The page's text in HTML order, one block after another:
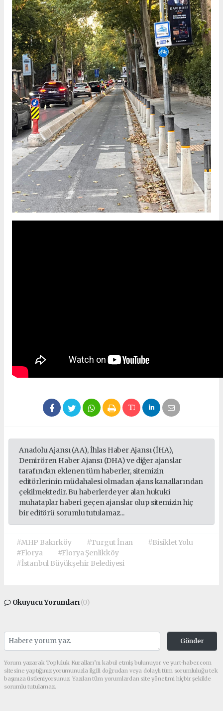
Anadolu Ajansı (AA), İhlas Haber Ajansı (İHA),
Demirören Haber Ajansı (DHA) ve diğer ajanslar
tarafından eklenen tüm haberler, sitemizin
editörlerinin müdahalesi olmadan ajans kanallarından
çekilmektedir. Bu haberlerde yer alan hukuki
muhataplar haberi geçen ajanslar olup sitemizin hiç
bir editörü sorumlu tutulamaz...
#MHP Bakırköy #Turgut İnan
#Bisiklet Yolu
#Florya
#Florya Şenlikköy
#İstanbul Büyükşehir Belediyesi
Okuyucu Yorumları(0)
Gönder
Yorum yazarak Topluluk Kuralları’nı kabul etmiş bulunuyor ve yurt-haber.com
sitesine yaptığınız yorumunuzla ilgili doğrudan veya dolaylı tüm sorumluluğu tek
başınıza üstleniyorsunuz. Yazılan tüm yorumlardan site yönetimi hiçbir şekilde
sorumlu tutulamaz.